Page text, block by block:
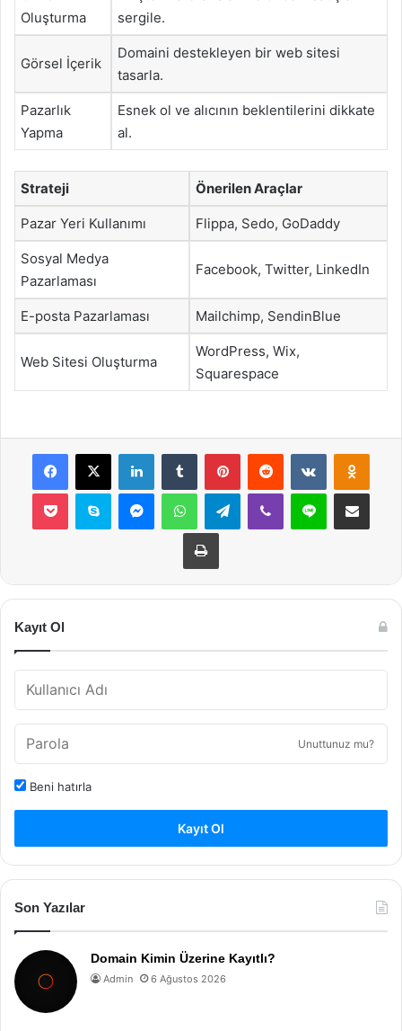
Oluşturma
sergile.
Görsel İçerik
Domaini destekleyen bir web sitesi
tasarla.
Pazarlık
Yapma
Esnek ol ve alıcının beklentilerini dikkate
al.
Strateji Önerilen Araçlar
Pazar Yeri Kullanımı Flippa, Sedo, GoDaddy
Sosyal Medya
Pazarlaması
Facebook, Twitter, LinkedIn
E-posta Pazarlaması Mailchimp, SendinBlue
Web Sitesi Oluşturma
WordPress, Wix,
Squarespace
Facebook
X LinkedInTumblr PinterestReddit VKontakte
Pocket Skype MessengerWhatsAppTelegramViber Line E-Posta ile
Yazdır
Kayıt Ol
Unuttunuz mu?
Beni hatırla
Kayıt Ol
Son Yazılar
Domain Kimin Üzerine Kayıtlı?
Admin 6 Ağustos 2026